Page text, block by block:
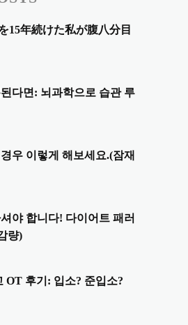
15年続けた私が腹八分目
다면: 뇌과학으로 습관 루
우 이렇게 해보세요.(잠재
야 합니다! 다이어트 패러
량)
OT 후기: 입소? 준입소?